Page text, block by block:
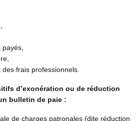
frais professionnels.
d’exonération ou de réduction
bulletin de paie :
de charges patronales (dite réduction